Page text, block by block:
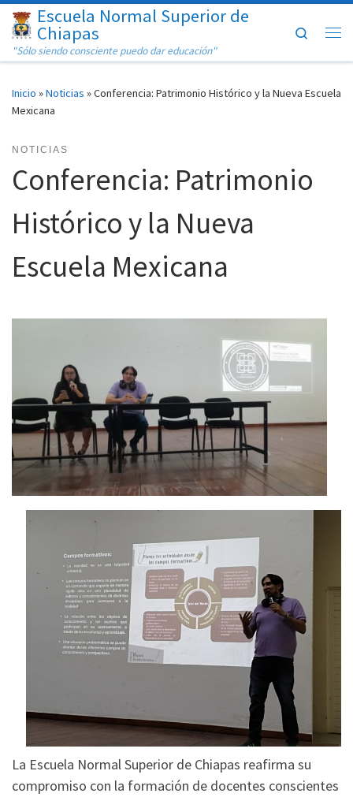
Saltar al contenido
Escuela Normal Superior de
Chiapas
"Sólo siendo consciente puedo dar educación"
Search
Inicio »Noticias »Conferencia: Patrimonio Histórico y la Nueva Escuela
Mexicana
NOTICIAS
Conferencia: Patrimonio
Histórico y la Nueva
Escuela Mexicana
La Escuela Normal Superior de Chiapas reafirma su
compromiso con la formación de docentes conscientes